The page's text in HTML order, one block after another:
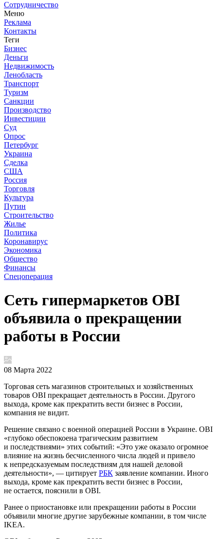
Сотрудничество
Меню
Реклама
Контакты
Теги
Бизнес
Деньги
Недвижимость
Ленобласть
Транспорт
Туризм
Санкции
Производство
Инвестиции
Суд
Опрос
Петербург
Украина
Сделка
США
Россия
Торговля
Культура
Путин
Строительство
Жилье
Политика
Коронавирус
Экономика
Общество
Финансы
Спецоперация
Сеть гипермаркетов OBI
объявила о прекращении
работы в России
08 Марта 2022
Торговая сеть магазинов строительных и хозяйственных
товаров OBI прекращает деятельность в России. Другого
выхода, кроме как прекратить вести бизнес в России,
компания не видит.
Решение связано с военной операцией России в Украине. OBI
«глубоко обеспокоена трагическим развитием
и последствиями» этих событий: «Это уже оказало огромное
влияние на жизнь бесчисленного числа людей и привело
к непредсказуемым последствиям для нашей деловой
деятельности», — цитирует РБК заявление компании. Иного
выхода, кроме как прекратить вести бизнес в России,
не остается, пояснили в OBI.
Ранее о приостановке или прекращении работы в России
объявили многие другие зарубежные компании, в том числе
IKEA.